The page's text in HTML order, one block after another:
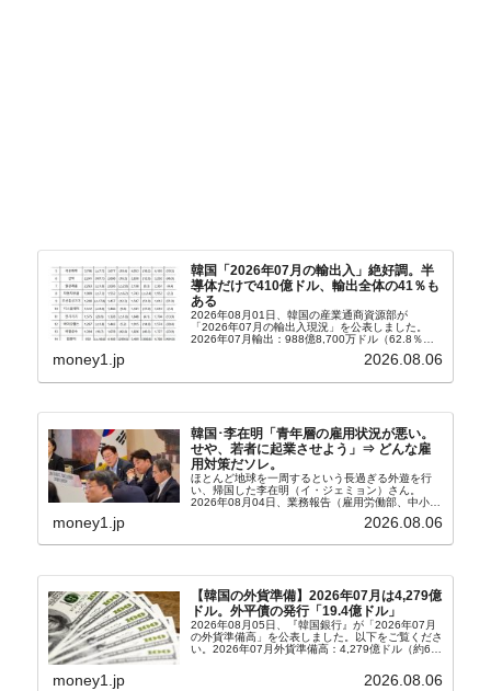
韓国「2026年07月の輸出入」絶好調。半
導体だけで410億ドル、輸出全体の41％も
ある
2026年08月01日、韓国の産業通商資源部が
「2026年07月の輸出入現況」を公表しました。
2026年07月輸出：988億8,700万ドル（62.8％）
輸入：685億6,300万ドル（26.5％）貿易収支：
money1.jp 2026.08.06
韓国･李在明「青年層の雇用状況が悪い。
せや、若者に起業させよう」⇒ どんな雇
用対策だソレ。
ほとんど地球を一周するという長過ぎる外遊を行
い、帰国した李在明（イ・ジェミョン）さん。
2026年08月04日、業務報告（雇用労働部、中小ベ
上、韓国大統領に成りおおせた李在明（イ・ジェミ
money1.jp 2026.08.06
【韓国の外貨準備】2026年07月は4,279億
ドル。外平債の発行「19.4億ドル」
2026年08月05日、『韓国銀行』が「2026年07月
の外貨準備高」を公表しました。以下をご覧くださ
い。2026年07月外貨準備高：4,279億ドル（約67
money1.jp 2026.08.06